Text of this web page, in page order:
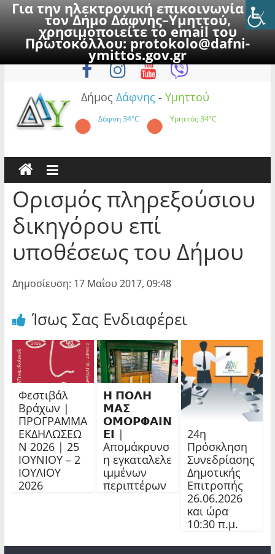
Για την ηλεκτρονική επικοινωνία με
τον Δήμο Δάφνης–Υμηττού,
χρησιμοποιείτε το email του
Πρωτοκόλλου:protokolo@dafni-
ymittos.gov.gr
to
Παρασκευή, 7 Αυγούστου 2026
Δήμος Δάφνης - Υμηττού
Δάφνη34°C Υμηττός34°C
Ορισμός πληρεξούσιου
δικηγόρου επί
υποθέσεως του Δήμου
Δημοσίευση: 17 Μαΐου 2017, 09:48
Ίσως Σας Ενδιαφέρει
Φεστιβάλ
Βράχων |
ΠΡΟΓΡΑΜΜΑ
ΕΚΔΗΛΩΣΕΩ
Ν 2026 | 25
ΙΟΥΝΙΟΥ – 2
ΙΟΥΛΙΟΥ
2026
𝝜 𝝥𝝤𝝠𝝜
𝝡𝝖𝝨
𝝤𝝡𝝤𝝦𝝫𝝖𝝞𝝢
𝝚𝝞 |
Απομάκρυνσ
η εγκαταλελε
ιμμένων
περιπτέρων
24η
Πρόσκληση
Συνεδρίασης
Δημοτικής
Επιτροπής
26.06.2026
και ώρα
10:30 π.μ.